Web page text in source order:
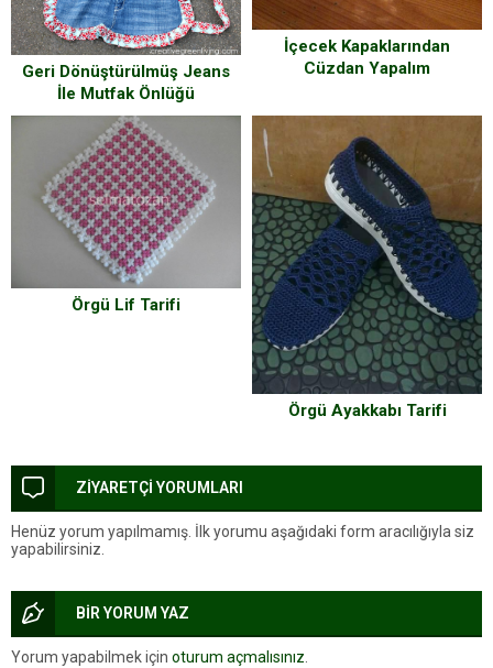
Geri Dönüştürülmüş Jeans
İle Mutfak Önlüğü
İçecek Kapaklarından
Cüzdan Yapalım
Örgü Lif Tarifi
Örgü Ayakkabı Tarifi
ZİYARETÇİ YORUMLARI
Henüz yorum yapılmamış. İlk yorumu aşağıdaki form aracılığıyla siz
yapabilirsiniz.
BİR YORUM YAZ
Yorum yapabilmek için oturum açmalısınız.